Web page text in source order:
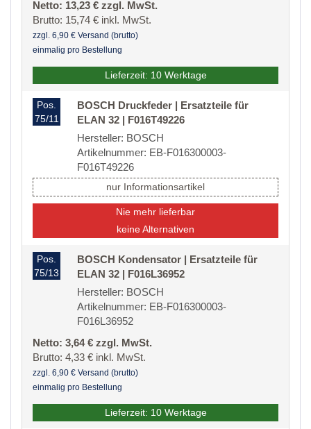
Netto: 13,23 € zzgl. MwSt.
Brutto: 15,74 € inkl. MwSt.
zzgl. 6,90 € Versand (brutto)
einmalig pro Bestellung
Lieferzeit: 10 Werktage
Pos.
75/11
BOSCH Druckfeder | Ersatzteile für
ELAN 32 | F016T49226
Hersteller: BOSCH
Artikelnummer: EB-F016300003-
F016T49226
nur Informationsartikel
Nie mehr lieferbar
keine Alternativen
Pos.
75/13
BOSCH Kondensator | Ersatzteile für
ELAN 32 | F016L36952
Hersteller: BOSCH
Artikelnummer: EB-F016300003-
F016L36952
Netto: 3,64 € zzgl. MwSt.
Brutto: 4,33 € inkl. MwSt.
zzgl. 6,90 € Versand (brutto)
einmalig pro Bestellung
Lieferzeit: 10 Werktage